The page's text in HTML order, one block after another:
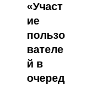
«Участ
ие
пользо
вателе
й в
очеред